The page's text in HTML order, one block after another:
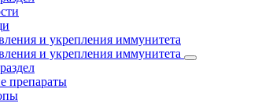
и укрепления иммунитета
и укрепления иммунитета
препараты